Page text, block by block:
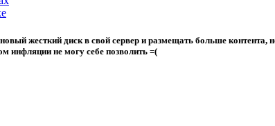
жесткий диск в свой сервер и размещать больше контента,
инфляциине могу себе позволить =(